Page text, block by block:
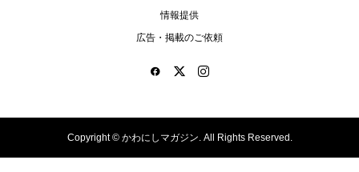
情報提供
広告・掲載のご依頼
Copyright ©かわにしマガジン. All Rights Reserved.